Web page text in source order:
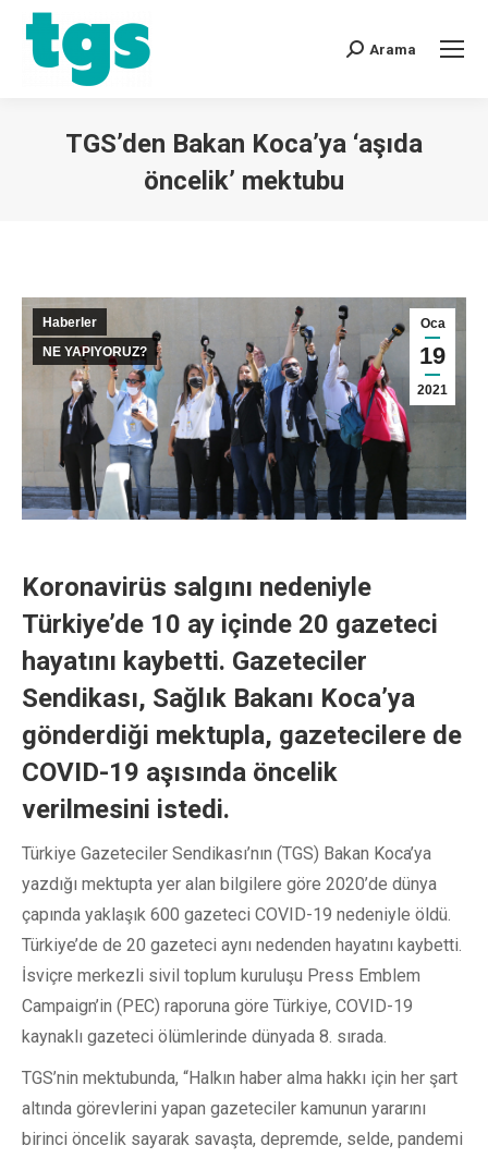
Arama
TGS’den Bakan Koca’ya ‘aşıda
öncelik’ mektubu
Oca
19
2021
Haberler
NE YAPIYORUZ?
Koronavirüs salgını nedeniyle
Türkiye’de 10 ay içinde 20 gazeteci
hayatını kaybetti. Gazeteciler
Sendikası, Sağlık Bakanı Koca’ya
gönderdiği mektupla, gazetecilere de
COVID-19 aşısında öncelik
verilmesini istedi.
Türkiye Gazeteciler Sendikası’nın (TGS) Bakan Koca’ya
yazdığı mektupta yer alan bilgilere göre 2020’de dünya
çapında yaklaşık 600 gazeteci COVID-19 nedeniyle öldü.
Türkiye’de de 20 gazeteci aynı nedenden hayatını kaybetti.
İsviçre merkezli sivil toplum kuruluşu Press Emblem
Campaign’in (PEC) raporuna göre Türkiye, COVID-19
kaynaklı gazeteci ölümlerinde dünyada 8. sırada.
TGS’nin mektubunda, “Halkın haber alma hakkı için her şart
altında görevlerini yapan gazeteciler kamunun yararını
birinci öncelik sayarak savaşta, depremde, selde, pandemi